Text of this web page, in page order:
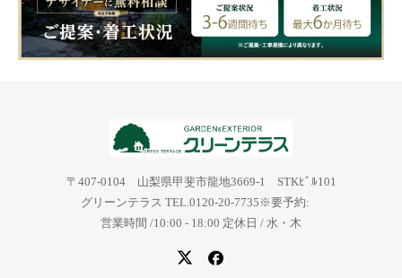
〒407-0104 山梨県甲斐市龍地3669-1 STKﾋﾞﾙ101
グリーンテラス TEL.0120-20-7735※要予約:
営業時間 /10:00 - 18:00 定休日 / 水・木